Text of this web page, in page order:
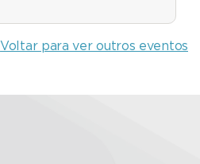
Voltar para ver outros eventos